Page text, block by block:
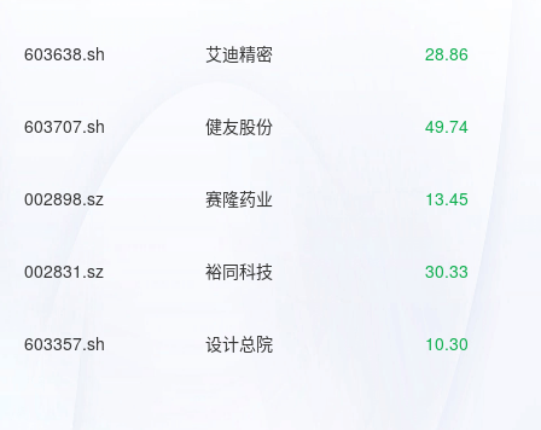
603638.sh 艾迪精密 28.86
603707.sh 健友股份 49.74
002898.sz 赛隆药业 13.45
002831.sz 裕同科技 30.33
603357.sh 设计总院 10.30